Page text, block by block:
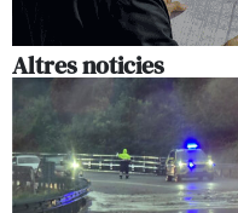
Altres noticies